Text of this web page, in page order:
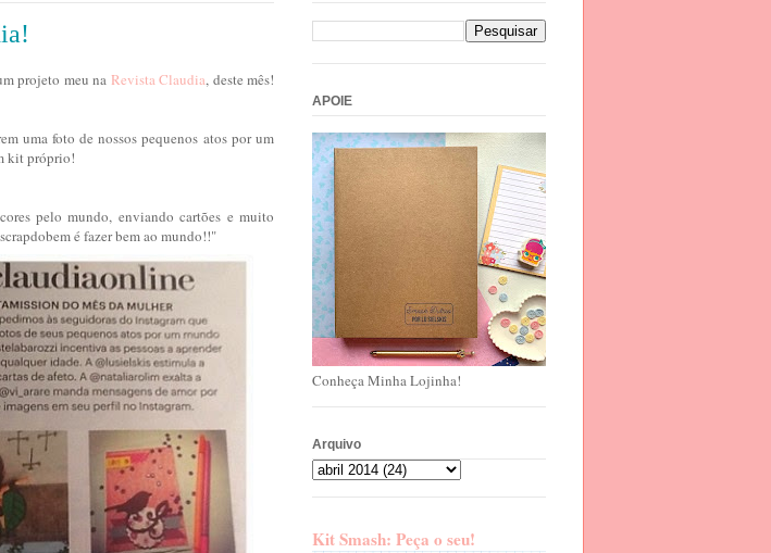
projeto meu na Revista Claudia, deste mês!
uma foto de nossos pequenos atos por um
kit próprio!
pelo mundo, enviando cartões e muito
é fazer bem ao mundo!!"
APOIE
Conheça Minha Lojinha!
Arquivo
Kit Smash: Peça o seu!